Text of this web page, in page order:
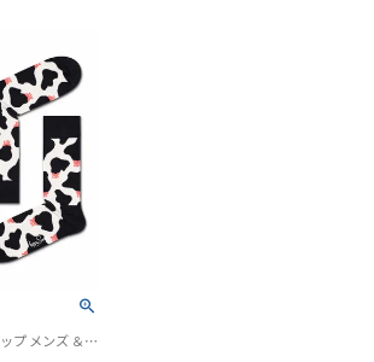
ハッピーソックス 公式ショップ メンズ ＆ レディス 靴下